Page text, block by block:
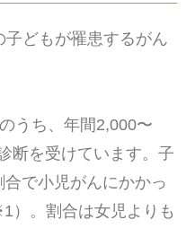
どもが罹患するがん
うち、年間2,000〜
断を受けています。子
で小児がんにかかっ
）。割合は女児よりも